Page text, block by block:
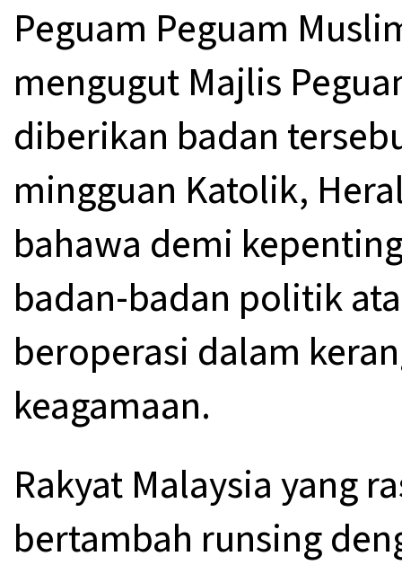
Peguam Peguam
mengugut Majlis
diberikan badan
mingguan Katolik,
bahawa demi
badan-badan politik
beroperasi dalam
keagamaan.
Rakyat Malaysia yang
bertambah runsing